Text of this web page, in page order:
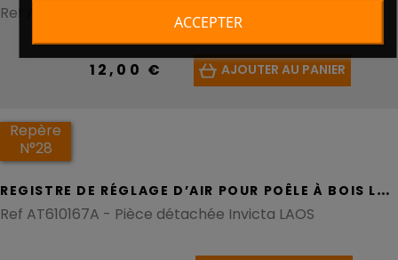
ACCEPTER
Ref AV8706080 - Pièce détachée Invicta LAOS
12,00 € AJOUTER AU PANIER
Repère
N°28
R
EGISTRE DE RÉGLAGE D’AIR POUR POÊLE À BOIS LAOS
Ref AT610167A - Pièce détachée Invicta LAOS